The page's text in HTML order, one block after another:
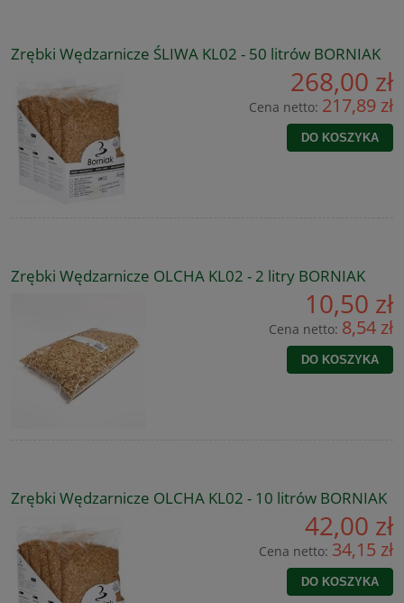
Zrębki Wędzarnicze ŚLIWA KL02 - 50 litrów BORNIAK
268,00 zł
Cena netto: 217,89 zł
DO KOSZYKA
Zrębki Wędzarnicze OLCHA KL02 - 2 litry BORNIAK
10,50 zł
Cena netto: 8,54 zł
DO KOSZYKA
Zrębki Wędzarnicze OLCHA KL02 - 10 litrów BORNIAK
42,00 zł
Cena netto: 34,15 zł
DO KOSZYKA